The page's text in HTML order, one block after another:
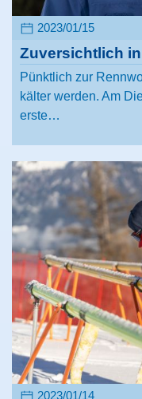
2023/01/15
Zuversichtlich
Pünktlich zur
kälter werden. Am
erste…
2023/01/14